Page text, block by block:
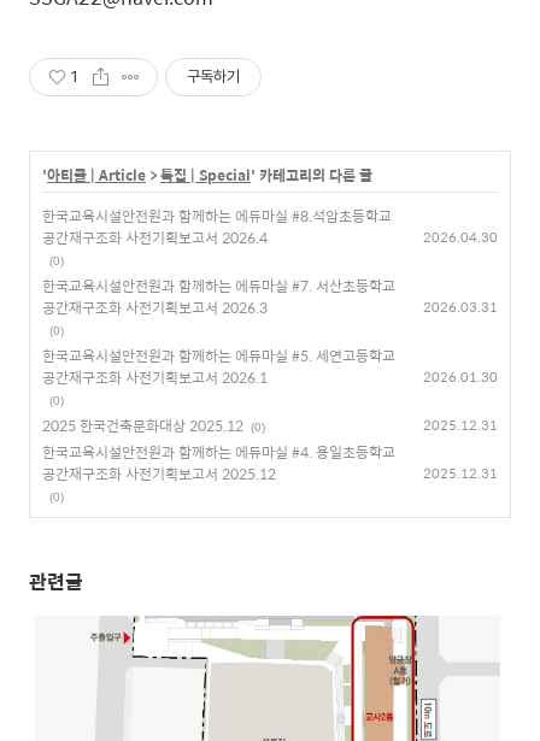
1 구독하기
'아티클 | Article >특집 | Special' 카테고리의 다른 글
한국교육시설안전원과 함께하는 에듀마실 #8.석암초등학교
공간재구조화 사전기획보고서 2026.4
(0)
2026.04.30
한국교육시설안전원과 함께하는 에듀마실 #7. 서산초등학교
공간재구조화 사전기획보고서 2026.3
(0)
2026.03.31
한국교육시설안전원과 함께하는 에듀마실 #5. 세연고등학교
공간재구조화 사전기획보고서 2026.1
(0)
2026.01.30
2025 한국건축문화대상 2025.12 (0) 2025.12.31
한국교육시설안전원과 함께하는 에듀마실 #4. 용일초등학교
공간재구조화 사전기획보고서 2025.12
(0)
2025.12.31
관련글